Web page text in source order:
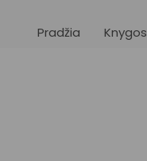
Pradžia Knygos